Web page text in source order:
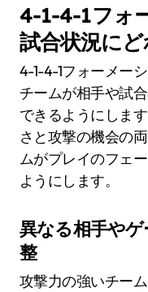
4-1-4-1フォ
試合状況に
4-1-4-1フォーメー
チームが相手や試
できるようにしま
さと攻撃の機会の
ムがプレイのフェ
ようにします。
異なる相手や
整
攻撃力の強いチー